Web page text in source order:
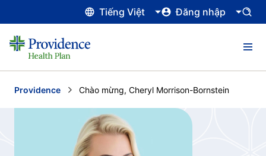
Tiếng Việt Đăng nhập
Providence Current:
Chào mừng, Cheryl Morrison-Bornstein